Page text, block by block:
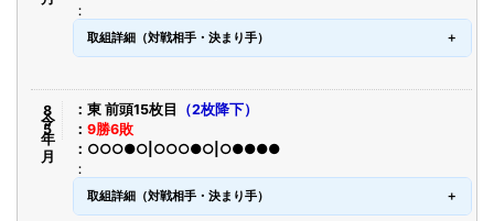
取組詳細（対戦相手・決まり手）
令8年5月 東 前頭15枚目
（2枚降下）
9勝6敗
○○○●○|○○○●○|○●●●●
取組詳細（対戦相手・決まり手）